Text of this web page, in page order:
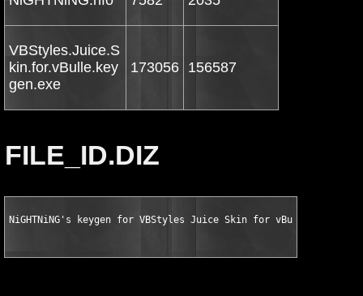
VBStyles.Juice.S
kin.for.vBulle.key
gen.exe
173056 156587
FILE_ID.DIZ
NiGHTNiNG's keygen for VBStyles Juice Skin for vBulletin 3.7.2